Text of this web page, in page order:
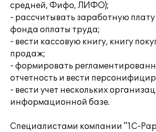
средней, Фифо, ЛИФО);
- рассчитывать заработную плату
фонда оплаты труда;
- вести кассовую книгу, книгу
продаж;
- формировать
отчетность и вести
- вести учет нескольких
информационной базе.
Специалистами компании "1С-